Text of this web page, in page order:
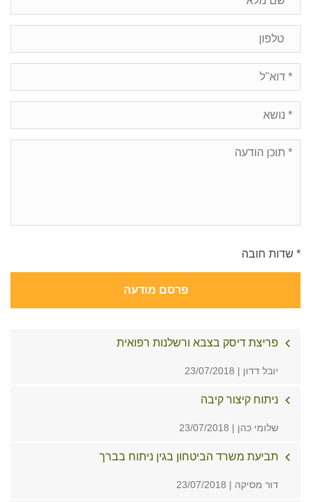
* שדות חובה
פרסם מודעה
פריצת דיסק בצבא ורשלנות רפואית
יובל דדון | 23/07/2018
ניתוח קיצור קיבה
שלומי כהן | 23/07/2018
תביעת משרד הביטחון בגין ניתוח בברך
דור מסיקה | 23/07/2018